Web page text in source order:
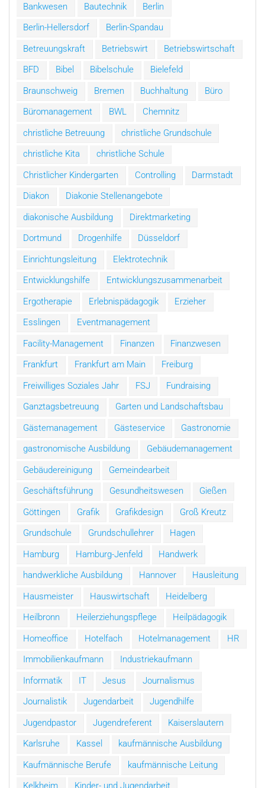
Bankwesen
Bautechnik
Berlin
Berlin-Hellersdorf
Berlin-Spandau
Betreuungskraft
Betriebswirt
Betriebswirtschaft
BFD
Bibel Bibelschule
Bielefeld
Braunschweig
Bremen Buchhaltung
Büro
Büromanagement
BWL
Chemnitz
christliche Betreuung
christliche Grundschule
christliche Kita
christliche Schule
Christlicher Kindergarten
Controlling
Darmstadt
Diakon
Diakonie Stellenangebote
diakonische Ausbildung
Direktmarketing
Dortmund
Drogenhilfe
Düsseldorf
Einrichtungsleitung
Elektrotechnik
Entwicklungshilfe
Entwicklungszusammenarbeit
Ergotherapie
Erlebnispädagogik
Erzieher
Esslingen
Eventmanagement
Facility-Management
Finanzen
Finanzwesen
Frankfurt
Frankfurt am Main
Freiburg
Freiwilliges Soziales Jahr
FSJ
Fundraising
Ganztagsbetreuung
Garten und Landschaftsbau
Gästemanagement
Gästeservice
Gastronomie
gastronomische Ausbildung
Gebäudemanagement
Gebäudereinigung
Gemeindearbeit
Geschäftsführung
Gesundheitswesen
Gießen
Göttingen
Grafik Grafikdesign
Groß Kreutz
Grundschule
Grundschullehrer
Hagen
Hamburg
Hamburg-Jenfeld
Handwerk
handwerkliche Ausbildung
Hannover
Hausleitung
Hausmeister
Hauswirtschaft
Heidelberg
Heilbronn
Heilerziehungspflege
Heilpädagogik
Homeoffice
Hotelfach Hotelmanagement
HR
Immobilienkaufmann
Industriekaufmann
Informatik
IT Jesus
Journalismus
Journalistik
Jugendarbeit
Jugendhilfe
Jugendpastor
Jugendreferent
Kaiserslautern
Karlsruhe
Kassel
kaufmännische Ausbildung
Kaufmännische Berufe
kaufmännische Leitung